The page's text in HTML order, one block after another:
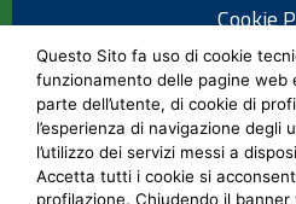
Cookie
Note
Questo Sito fa uso di cookie
funzionamento delle pagine web
parte dell’utente, di cookie di
l’esperienza di navigazione degli
l’utilizzo dei servizi messi a
Accetta tutti i cookie si
profilazione. Chiudendo il